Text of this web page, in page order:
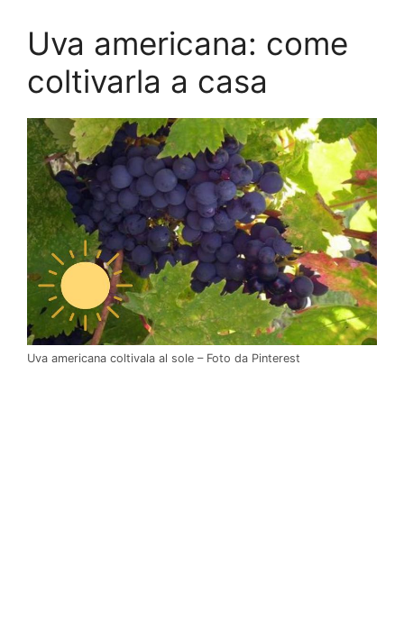
Uva americana: come
coltivarla a casa
Uva americana coltivala al sole – Foto da Pinterest